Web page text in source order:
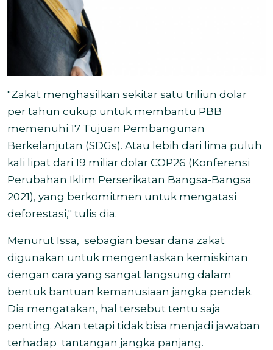
"Zakat menghasilkan sekitar satu triliun dolar
per tahun cukup untuk membantu PBB
memenuhi 17 Tujuan Pembangunan
Berkelanjutan (SDGs). Atau lebih dari lima puluh
kali lipat dari 19 miliar dolar COP26 (Konferensi
Perubahan Iklim Perserikatan Bangsa-Bangsa
2021), yang berkomitmen untuk mengatasi
deforestasi," tulis dia.
Menurut Issa, sebagian besar dana zakat
digunakan untuk mengentaskan kemiskinan
dengan cara yang sangat langsung dalam
bentuk bantuan kemanusiaan jangka pendek.
Dia mengatakan, hal tersebut tentu saja
penting. Akan tetapi tidak bisa menjadi jawaban
terhadap tantangan jangka panjang.